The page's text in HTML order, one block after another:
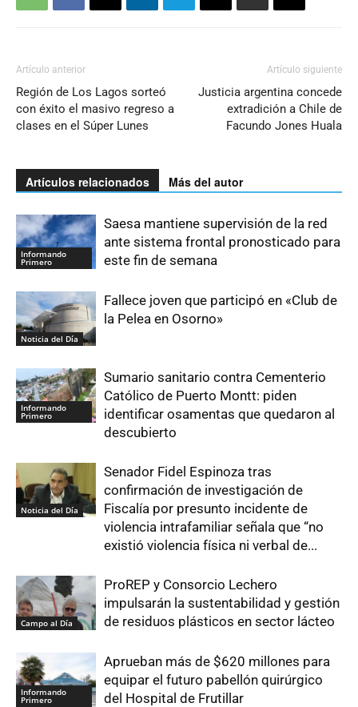
Artículo anterior
Región de Los Lagos sorteó
con éxito el masivo regreso a
clases en el Súper Lunes
Artículo siguiente
Justicia argentina concede
extradición a Chile de
Facundo Jones Huala
Artículos relacionados Más del autor
Informando
Primero
Saesa mantiene supervisión de la red
ante sistema frontal pronosticado para
este fin de semana
Noticia del Día
Fallece joven que participó en «Club de
la Pelea en Osorno»
Informando
Primero
Sumario sanitario contra Cementerio
Católico de Puerto Montt: piden
identificar osamentas que quedaron al
descubierto
Noticia del Día
Senador Fidel Espinoza tras
confirmación de investigación de
Fiscalía por presunto incidente de
violencia intrafamiliar señala que “no
existió violencia física ni verbal de...
Campo al Día
ProREP y Consorcio Lechero
impulsarán la sustentabilidad y gestión
de residuos plásticos en sector lácteo
Informando
Primero
Aprueban más de $620 millones para
equipar el futuro pabellón quirúrgico
del Hospital de Frutillar